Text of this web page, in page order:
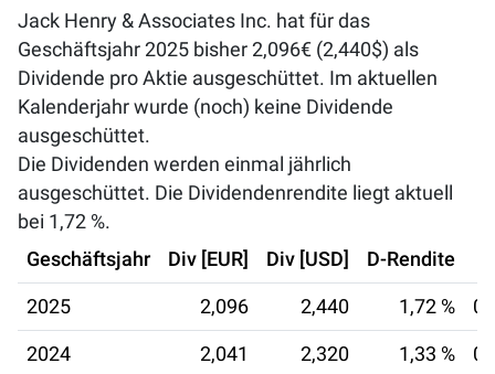
Jack Henry & Associates Inc. hat für das
Geschäftsjahr 2025 bisher 2,096€ (2,440$) als
Dividende pro Aktie ausgeschüttet. Im aktuellen
Kalenderjahr wurde (noch) keine Dividende
ausgeschüttet.
Die Dividenden werden einmal jährlich
ausgeschüttet. Die Dividendenrendite liegt aktuell
bei 1,72 %.
Geschäftsjahr
Div [EUR] Div [USD] D-Rendite
2025 2,096 2,440 1,72 %
2024 2,041 2,320 1,33 %